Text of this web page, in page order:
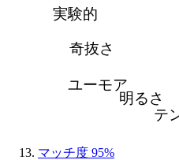
テ
明るさ
ユーモア
奇抜さ
実験的
マッチ度 95%